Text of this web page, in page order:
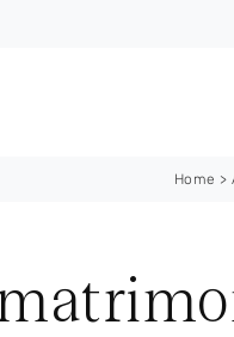
Home >